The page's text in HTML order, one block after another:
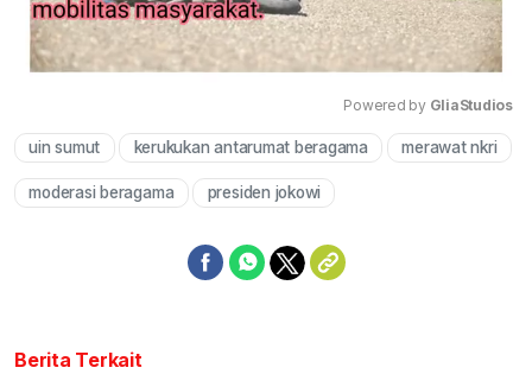
Mute
Powered by GliaStudios
uin sumut kerukukan antarumat beragama merawat nkri
moderasi beragama presiden jokowi
Berita Terkait